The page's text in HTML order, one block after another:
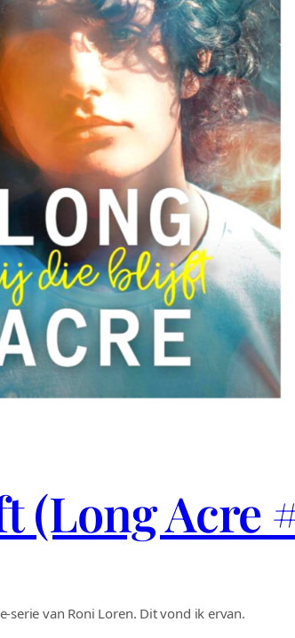
(Long Acre
serie van Roni Loren. Dit vond ik ervan.